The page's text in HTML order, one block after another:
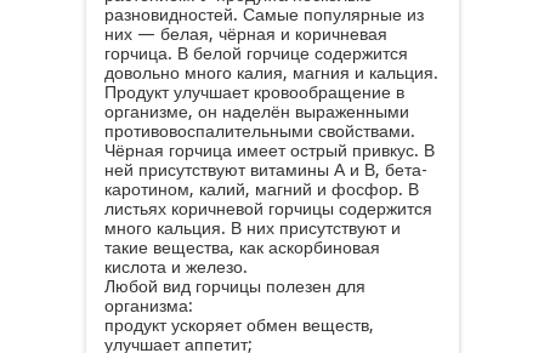
разновидностей. Самые популярные из
них — белая, чёрная и коричневая
горчица. В белой горчице содержится
довольно много калия, магния и кальция.
Продукт улучшает кровообращение в
организме, он наделён выраженными
противовоспалительными свойствами.
Чёрная горчица имеет острый привкус. В
ней присутствуют витамины А и В, бета-
каротином, калий, магний и фосфор. В
листьях коричневой горчицы содержится
много кальция. В них присутствуют и
такие вещества, как аскорбиновая
кислота и железо.
Любой вид горчицы полезен для
организма:
продукт ускоряет обмен веществ,
улучшает аппетит;